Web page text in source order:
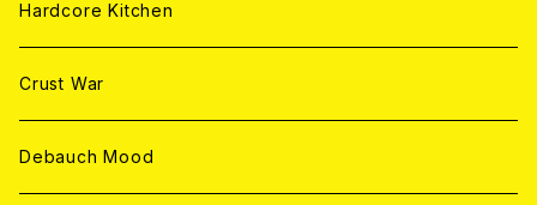
Hardcore Kitchen
Crust War
Debauch Mood